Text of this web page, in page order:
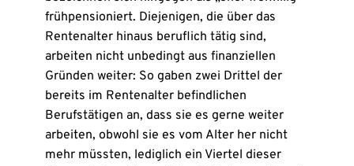
frühpensioniert. Diejenigen, die über das
Rentenalter hinaus beruflich tätig sind,
arbeiten nicht unbedingt aus finanziellen
Gründen weiter: So gaben zwei Drittel der
bereits im Rentenalter befindlichen
Berufstätigen an, dass sie es gerne weiter
arbeiten, obwohl sie es vom Alter her nicht
mehr müssten, lediglich ein Viertel dieser